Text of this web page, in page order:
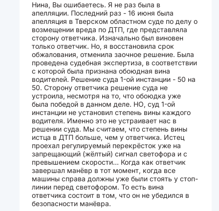
Нина, Вы ошибаетесь. Я не раз была в
апелляции. Последний раз - 16 июня была
апелляция в Тверском областном суде по делу о
возмещении вреда по ДТП, где представляла
сторону ответчика. Изначально был виновен
только ответчик. Но, я восстановила срок
обжалования, отменила заочное решение. Была
проведена судебная экспертиза, в соответствии
с которой была признана обоюдная вина
водителей. Решение суда 1-ой инстанции - 50 на
50. Сторону ответчика решение суда не
устроила, несмотря на то, что обоюдка уже
была победой в данном деле. НО, суд 1-ой
инстанции не установил степень вины каждого
водителя. Именно это не устраивает нас в
решении суда. Мы считаем, что степень вины
истца в ДТП больше, чем у ответчика. Истец
проехал регулируемый перекрёсток уже на
запрещающий (жёлтый) сигнал светофора и с
превышением скорости... Когда как ответчик
завершал манёвр в тот момент, когда все
машины справа должны уже были стоять у стоп-
линии перед светофором. То есть вина
ответчика состоит в том, что он не убедился в
безопасности манёвра.